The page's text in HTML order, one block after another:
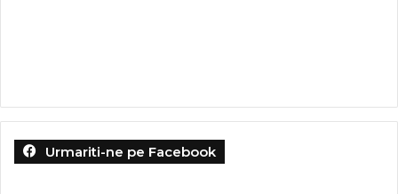
Urmariti-ne pe Facebook